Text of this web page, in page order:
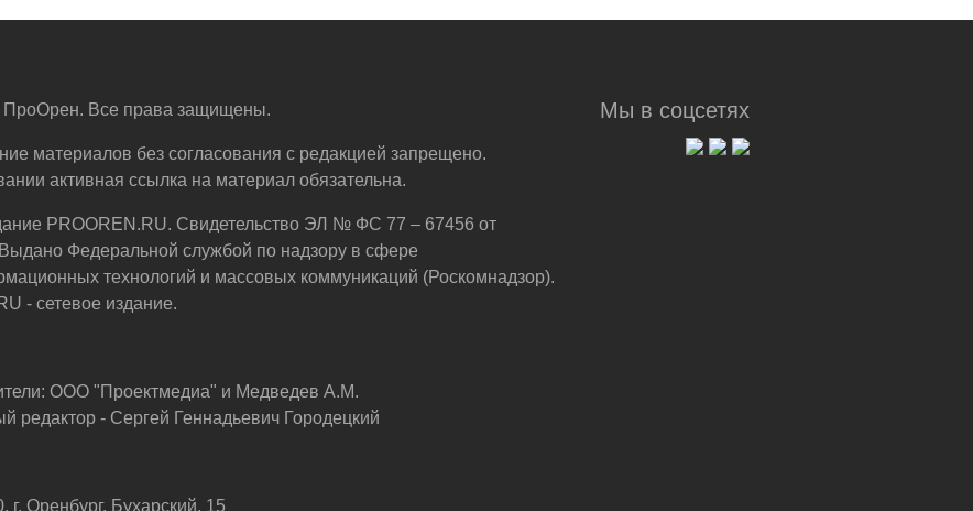
Мы в соцсетях
ПроОрен. Все права защищены.
материалов без согласования с редакцией запрещено.
активная ссылка на материал обязательна.
PROOREN.RU. Свидетельство ЭЛ № ФС 77 – 67456 от
Федеральной службой по надзору в сфере
технологий и массовых коммуникаций (Роскомнадзор).
- сетевое издание.
ООО "Проектмедиа" и Медведев А.М.
редактор - Сергей Геннадьевич Городецкий
г. Оренбург, Бухарский, 15